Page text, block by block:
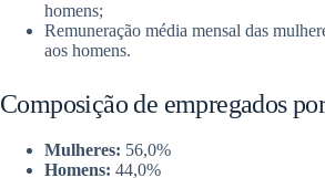
homens;
Remuneração média mensal das
aos homens.
Composição de empregados
Mulheres: 56,0%
Homens: 44,0%